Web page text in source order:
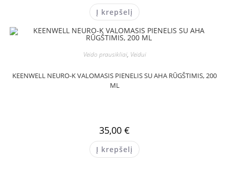
Į krepšelį
Veido prausikliai, Veidui
KEENWELL NEURO-K VALOMASIS PIENELIS SU AHA RŪGŠTIMIS, 200
ML
35,00 €
Į krepšelį